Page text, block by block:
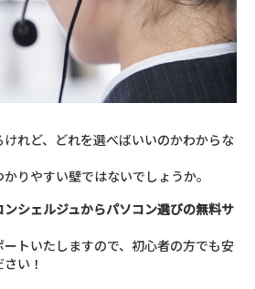
けれど、どれを選べばいいのかわからな
りやすい壁ではないでしょうか。
ンシェルジュからパソコン選びの無料サ
トいたしますので、初心者の方でも安
い！